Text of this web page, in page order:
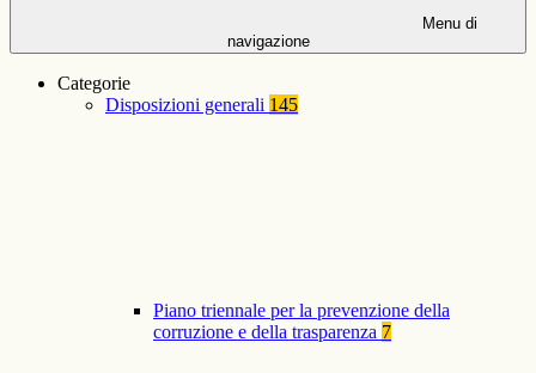
Menu di
navigazione
Categorie
Disposizioni generali 145
Piano triennale per la prevenzione della
corruzione e della trasparenza 7